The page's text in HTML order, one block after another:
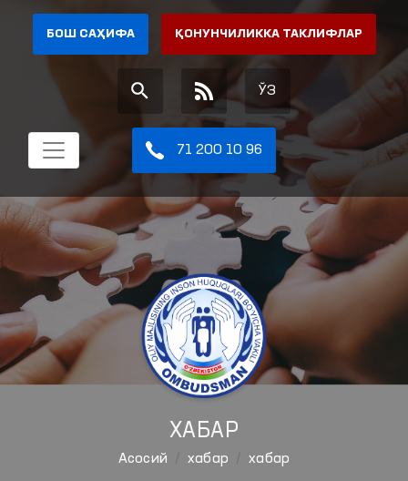
БОШ САҲИФА ҚОНУНЧИЛИККА ТАКЛИФЛАР
ЎЗ
71 200 10 96
ХАБАР
Aсосий хабар хабар